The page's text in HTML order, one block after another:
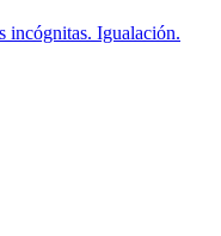
incógnitas. Igualación.